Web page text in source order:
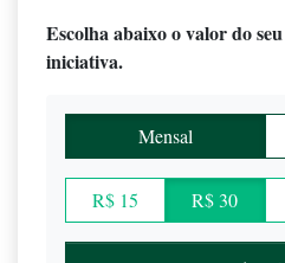
Escolha abaixo o valor do
iniciativa.
Mensal
R$ 15 R$ 30